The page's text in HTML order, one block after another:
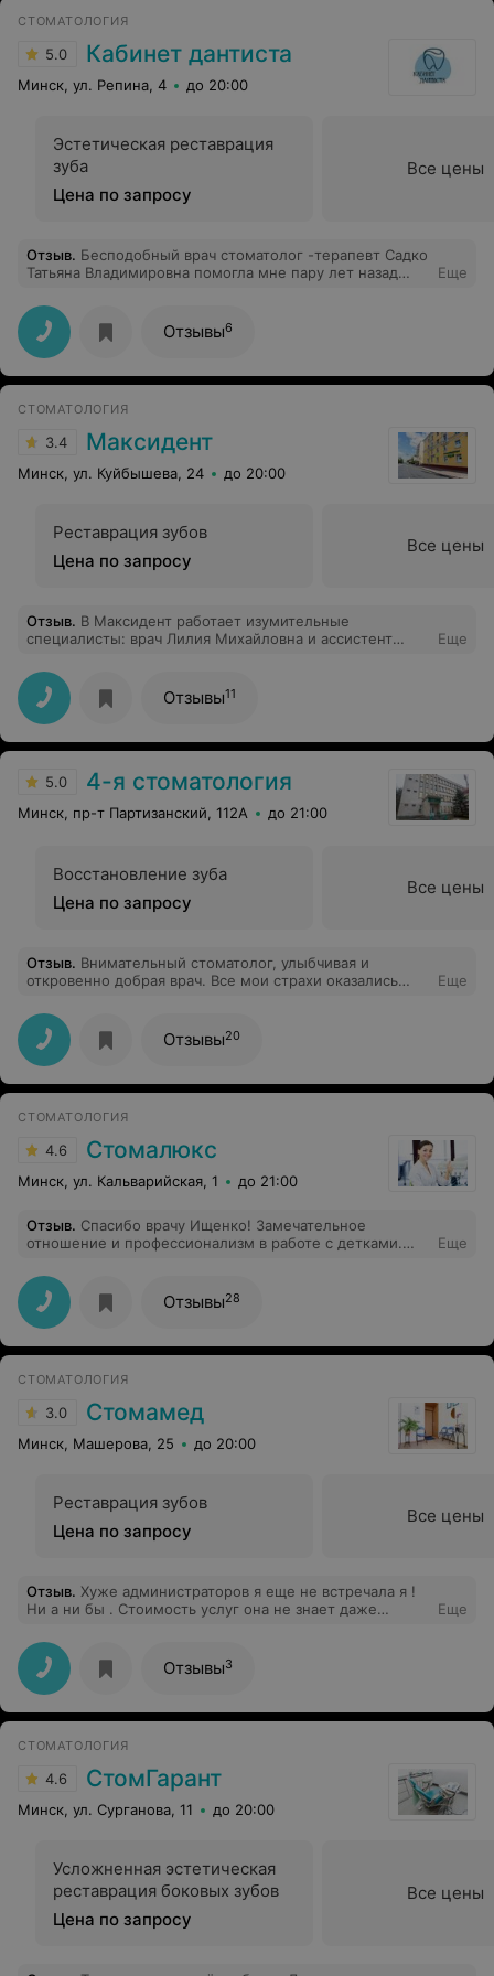
СТОМАТОЛОГИЯ
5.0 Кабинет дантиста
Минск, ул. Репина, 4 до 20:00
Эстетическая реставрация
зуба
Цена по запросу
Все цены
Отзыв. Бесподобный врач стоматолог -терапевт Садко
Татьяна Владимировна помогла мне пару лет назад
цены,вежливый персонал!Прекрасная клиника
"Кабинет Дантиста"в Минске! Я рекомендую!:)
Еще
Отзывы6
СТОМАТОЛОГИЯ
3.4 Максидент
Минск, ул. Куйбышева, 24 до 20:00
Реставрация зубов
Цена по запросу
Все цены
Отзыв. В Максидент работает изумительные
специалисты: врач Лилия Михайловна и ассистент
периодонтит) Лилия Михайловна сумела спасти мой
зуб. Хотя лечение было довольно длительным, но оно
было успешным. Лилия Михайловна регулярно
справлялась о моем самочувствии между приемами,
что давало силы, чтобы не сдаваться. Совместно с
эффективное медикаментозное лечение. Я очень
рекомендую лечить зубы именно здесь.
Еще
Отзывы11
5.0 4-я стоматология
Минск, пр-т Партизанский, 112А до 21:00
Восстановление зуба
Цена по запросу
Все цены
Отзыв. Внимательный стоматолог, улыбчивая и
откровенно добрая врач. Все мои страхи оказались
лечение проходило с объяснением , за это огромное
спасибо! Рекомендую
Еще
Отзывы20
СТОМАТОЛОГИЯ
4.6 Стомалюкс
Минск, ул. Кальварийская, 1 до 21:00
Отзыв. Спасибо врачу Ищенко! Замечательное
отношение и профессионализм в работе с детками.
дантистов. Уже третий год, всей семьёй ходим только
к нему.
Еще
Отзывы28
СТОМАТОЛОГИЯ
3.0 Стомамед
Минск, Машерова, 25 до 20:00
Реставрация зубов
Цена по запросу
Все цены
Отзыв. Хуже администраторов я еще не встречала я !
Ни а ни бы . Стоимость услуг она не знает даже
знать же от скольки до скольки цена варьируется ты
же должна ,если ты администратор . Ответ : Я не могу
подсказать ,ну максимально странный! А кто должен
Еще
Отзывы3
СТОМАТОЛОГИЯ
4.6 СтомГарант
Минск, ул. Сурганова, 11 до 20:00
Усложненная эстетическая
реставрация боковых зубов
Цена по запросу
Все цены